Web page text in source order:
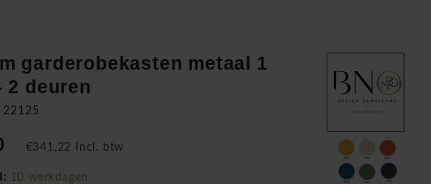
garderobekasten metaal 1
2 deuren
22125
€341,22 Incl. btw
10 werkdagen